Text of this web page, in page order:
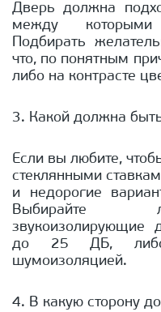
Дверь должна
между которыми
Подбирать
что, по понятным
либо на контрасте
3. Какой должна
Если вы любите,
стеклянными
и недорогие
Выбирайте
звукоизолирующие
до 25 ДБ, либо
шумоизоляцией.
4. В какую сторону